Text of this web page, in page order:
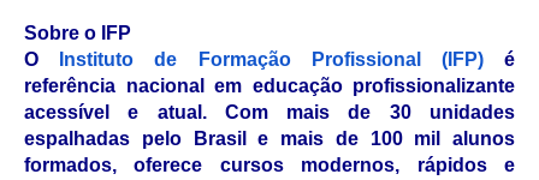
Sobre o IFP
O
Instituto de Formação Profissional (IFP)é
referência nacional em educação profissionalizante
acessível e atual. Com mais de 30 unidades
espalhadas pelo Brasil e mais de 100 mil alunos
formados, oferece cursos modernos, rápidos e